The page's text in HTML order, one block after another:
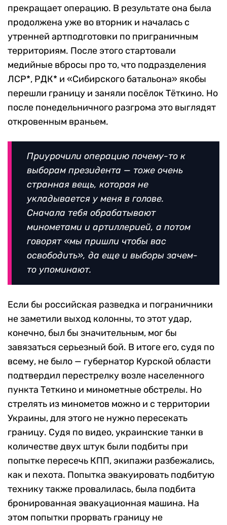
прекращает операцию. В результате она была
продолжена уже во вторник и началась с
утренней артподготовки по приграничным
территориям. После этого стартовали
медийные вбросы про то, что подразделения
ЛСР*, РДК* и «Сибирского батальона» якобы
перешли границу и заняли посёлок Тёткино. Но
после понедельничного разгрома это выглядят
откровенным враньем.
Приурочили операцию почему-то к
выборам президента — тоже очень
странная вещь, которая не
укладывается у меня в голове.
Сначала тебя обрабатывают
минометами и артиллерией, а потом
говорят «мы пришли чтобы вас
освободить», да еще и выборы зачем-
то упоминают.
Если бы российская разведка и пограничники
не заметили выход колонны, то этот удар,
конечно, был бы значительным, мог бы
завязаться серьезный бой. В итоге его, судя по
всему, не было — губернатор Курской области
подтвердил перестрелку возле населенного
пункта Теткино и минометные обстрелы. Но
стрелять из минометов можно и с территории
Украины, для этого не нужно пересекать
границу. Судя по видео, украинские танки в
количестве двух штук были подбиты при
попытке пересечь КПП, экипажи разбежались,
как и пехота. Попытка эвакуировать подбитую
технику также провалилась, была подбита
бронированная эвакуационная машина. На
этом попытки прорвать границу не